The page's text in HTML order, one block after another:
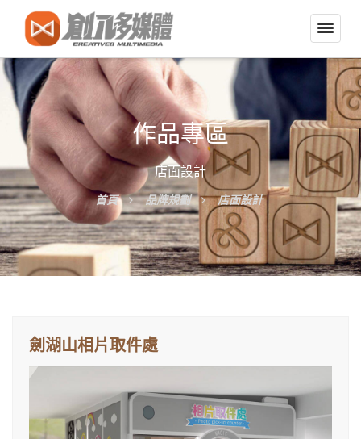
切
換
導
選
單
作品專區
店面設計
首頁 品牌規劃 店面設計
劍湖山相片取件處